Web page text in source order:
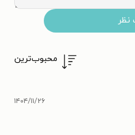
نظر
محبوب‌ترین
۱۴۰۴/۱۱/۲۶